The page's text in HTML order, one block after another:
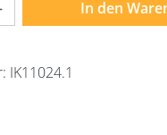
In den
IK11024.1